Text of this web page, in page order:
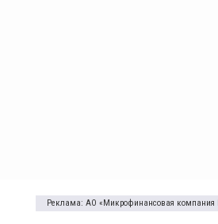
Реклама: АО «Микрофинансовая компания